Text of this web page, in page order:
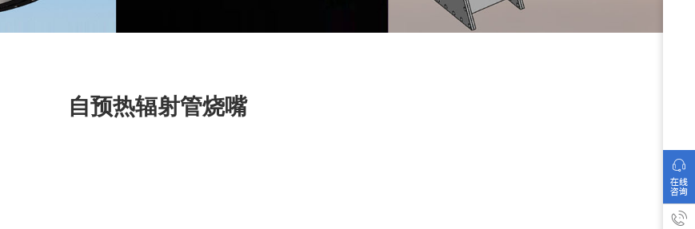
自预热辐射管烧嘴